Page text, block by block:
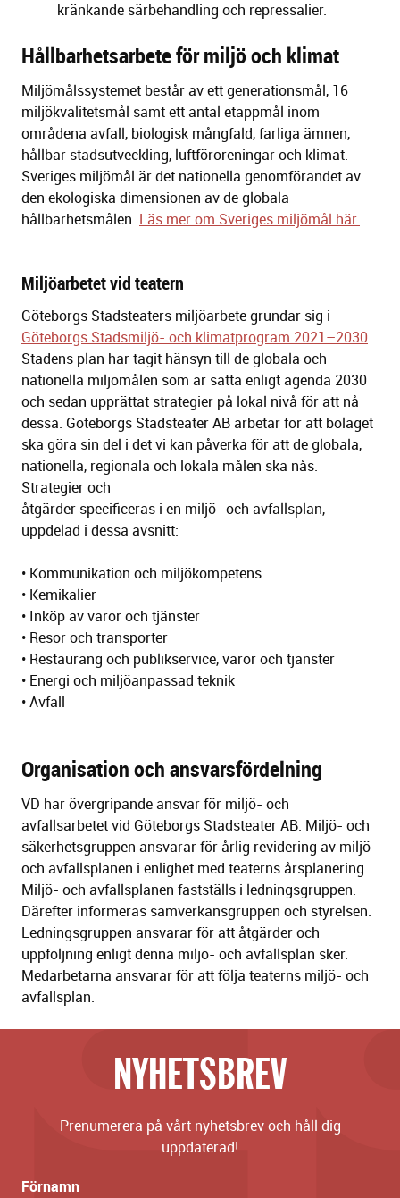
kränkande särbehandling och repressalier.
Hållbarhetsarbete för miljö och klimat
Miljömålssystemet består av ett generationsmål, 16
miljökvalitetsmål samt ett antal etappmål inom
områdena avfall, biologisk mångfald, farliga ämnen,
hållbar stadsutveckling, luftföroreningar och klimat.
Sveriges miljömål är det nationella genomförandet av
den ekologiska dimensionen av de globala
hållbarhetsmålen. Läs mer om Sveriges miljömål här.
Miljöarbetet vid teatern
Göteborgs Stadsteaters miljöarbete grundar sig i
Göteborgs Stadsmiljö- och klimatprogram 2021–2030.
Stadens plan har tagit hänsyn till de globala och
nationella miljömålen som är satta enligt agenda 2030
och sedan upprättat strategier på lokal nivå för att nå
dessa. Göteborgs Stadsteater AB arbetar för att bolaget
ska göra sin del i det vi kan påverka för att de globala,
nationella, regionala och lokala målen ska nås.
Strategier och
åtgärder specificeras i en miljö- och avfallsplan,
uppdelad i dessa avsnitt:
• Kommunikation och miljökompetens
• Kemikalier
• Inköp av varor och tjänster
• Resor och transporter
• Restaurang och publikservice, varor och tjänster
• Energi och miljöanpassad teknik
• Avfall
Organisation och ansvarsfördelning
VD har övergripande ansvar för miljö- och
avfallsarbetet vid Göteborgs Stadsteater AB. Miljö- och
säkerhetsgruppen ansvarar för årlig revidering av miljö-
och avfallsplanen i enlighet med teaterns årsplanering.
Miljö- och avfallsplanen fastställs i ledningsgruppen.
Därefter informeras samverkansgruppen och styrelsen.
Ledningsgruppen ansvarar för att åtgärder och
uppföljning enligt denna miljö- och avfallsplan sker.
Medarbetarna ansvarar för att följa teaterns miljö- och
avfallsplan.
NYHETSBREV
Prenumerera på vårt nyhetsbrev och håll dig
uppdaterad!
Förnamn